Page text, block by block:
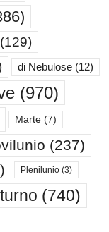
(129)
di Nebulose (12)
(970)
Marte (7)
(237)
Plenilunio (3)
(740)